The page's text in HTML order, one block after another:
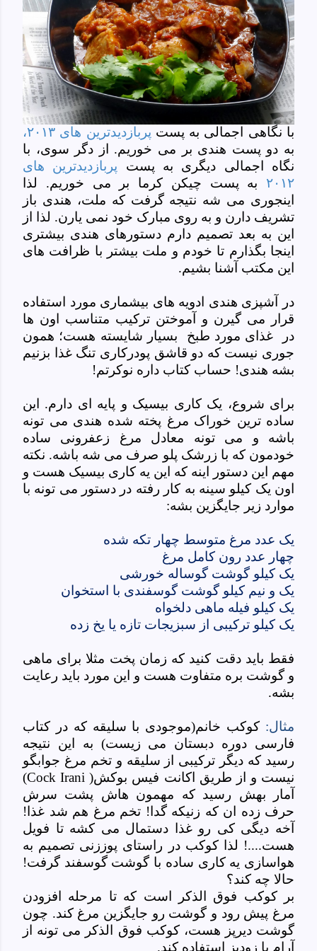
با نگاهی اجمالی به پست پربازدیدترین های ۲۰۱۳،
به دو پست هندی بر می خوریم. از دگر سوی، با
نگاه اجمالی دیگری به پست پربازدیدترین های
۲۰۱۲ به پست چیکن کرما بر می خوریم. لذا
اینجوری می شه نتیجه گرفت که ملت، هندی باز
تشریف دارن و به روی مبارک خود نمی یارن. لذا از
این به بعد تصمیم دارم دستورهای هندی بیشتری
اینجا بگذارم تا خودم و ملت بیشتر با ظرافت های
این مکتب آشنا بشیم.
در آشپزی هندی ادویه های بیشماری مورد استفاده
قرار می گیرن و آموختن ترکیب متناسب اون ها
در غذای مورد طبخ بسیار شایسته هست؛ همون
جوری نیست که دو قاشق پودرکاری تنگ غذا بزنیم
بشه هندی! حساب کتاب داره نوکرتم!
برای شروع، یک کاری بیسیک و پایه ای دارم. این
ساده ترین خوراک مرغ پخته شده هندی می تونه
باشه و می تونه معادل مرغ زعفرونی ساده
خودمون که با زرشک پلو صرف می شه باشه. نکته
مهم این دستور اینه که این یه کاری بیسیک هست و
اون یک کیلو سینه به کار رفته در دستور می تونه با
موارد زیر جایگزین بشه:
یک عدد مرغ متوسط چهار تکه شده
چهار عدد رون کامل مرغ
یک کیلو گوشت گوساله خورشی
یک و نیم کیلو گوشت گوسفندی با استخوان
یک کیلو فیله ماهی دلخواه
یک کیلو ترکیبی از سبزیجات تازه یا یخ زده
فقط باید دقت کنید که زمان پخت مثلا برای ماهی
و گوشت بره متفاوت هست و این مورد باید رعایت
بشه.
مثال: کوکب خانم(موجودی با سلیقه که در کتاب
فارسی دوره دبستان می زیست) به این نتیجه
رسید که دیگر ترکیبی از سلیقه و تخم مرغ جوابگو
نیست و از طریق اکانت فیس بوکش)
(Cock Irani
آمار بهش رسید که مهمون هاش پشت سرش
حرف زده ان که زنیکه گدا! تخم مرغ هم شد غذا!
آخه دیگی کی رو غذا دستمال می کشه تا فویل
هست....! لذا کوکب در راستای پوززنی تصمیم به
هواسازی یه کاری ساده با گوشت گوسفند گرفت!
حالا چه کند؟
بر کوکب فوق الذکر است که تا مرحله افزودن
مرغ پیش رود و گوشت رو جایگزین مرغ کند. چون
گوشت دیرپز هست، کوکب فوق الذکر می تونه از
آرام یا زودپز استفاده کند.